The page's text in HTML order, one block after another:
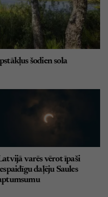
šodien sola
varēs vērot īpaši
daļēju Saules